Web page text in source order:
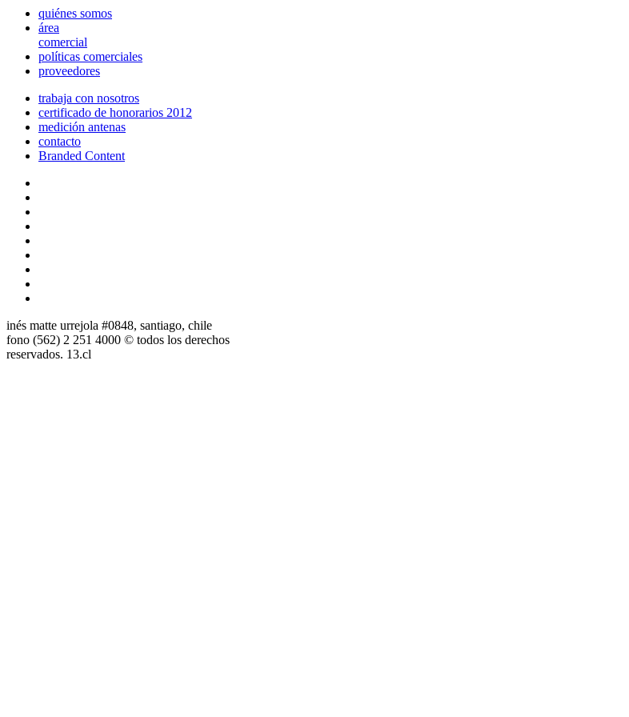
quiénes somos
área
comercial
políticas comerciales
proveedores
trabaja con nosotros
certificado de honorarios 2012
medición antenas
contacto
Branded Content
inés matte urrejola #0848, santiago, chile
fono (562) 2 251 4000 © todos los derechos
reservados. 13.cl